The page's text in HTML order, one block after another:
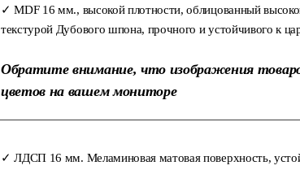
✓ MDF 16 мм., высокой плотности, облицованный
текстурой Дубового шпона, прочного и устойчивого к
Обратите внимание, что изображения
цветов на вашем мониторе
✓ ЛДСП 16 мм. Меламиновая матовая поверхность,